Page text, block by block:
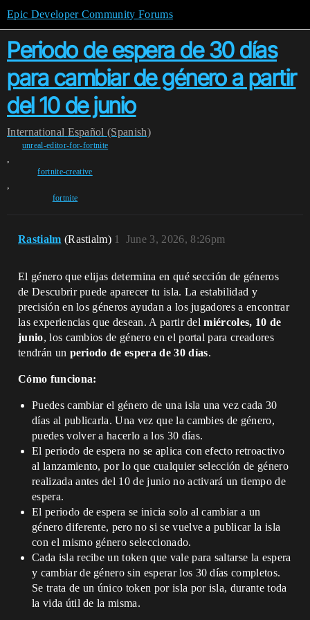
Epic Developer Community Forums
Periodo de espera de 30 días
para cambiar de género a partir
del 10 de junio
International Español (Spanish)
unreal-editor-for-fortnite
,
fortnite-creative
,
fortnite
Rastialm (Rastialm) June 3, 2026, 8:26pm
1
El género que elijas determina en qué sección de géneros
de Descubrir puede aparecer tu isla. La estabilidad y
precisión en los géneros ayudan a los jugadores a encontrar
las experiencias que desean. A partir delmiércoles, 10 de
junio, los cambios de género en el portal para creadores
tendrán un periodo de espera de 30 días.
Cómo funciona:
Puedes cambiar el género de una isla una vez cada 30
días al publicarla. Una vez que la cambies de género,
puedes volver a hacerlo a los 30 días.
El periodo de espera no se aplica con efecto retroactivo
al lanzamiento, por lo que cualquier selección de género
realizada antes del 10 de junio no activará un tiempo de
espera.
El periodo de espera se inicia solo al cambiar a un
género diferente, pero no si se vuelve a publicar la isla
con el mismo género seleccionado.
Cada isla recibe un token que vale para saltarse la espera
y cambiar de género sin esperar los 30 días completos.
Se trata de un único token por isla por isla, durante toda
la vida útil de la misma.